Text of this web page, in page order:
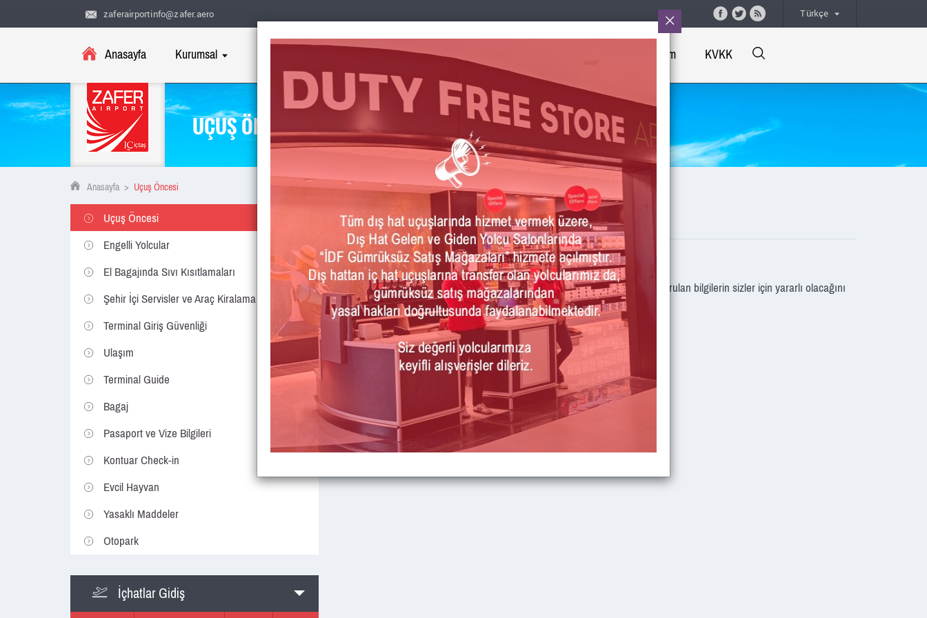
zaferairportinfo@zafer.aero Türkçe
Anasayfa Kurumsal Uçuş Öncesi Basın&Medya İletişim KVKK
UÇUŞ ÖNCESİ
Anasayfa > Uçuş Öncesi
Uçuş Öncesi
Engelli Yolcular
El Bagajında Sıvı Kısıtlamaları
Şehir İçi Servisler ve Araç Kiralama
Terminal Giriş Güvenliği
Ulaşım
Terminal Guide
Bagaj
Pasaport ve Vize Bilgileri
Kontuar Check-in
Evcil Hayvan
Yasaklı Maddeler
Otopark
İçhatlar Gidiş
UÇUŞ ÖNCESİ
Siz değerli yolcularımızın,
Havalimanı hizmetlerimizden en verimli şekilde yararlanabilmeniz için oluşturulan bilgilerin sizler için yararlı olacağını
düşünüyoruz.
Kişisel Verilerin İşlenmesine İlişkin Yolcu Aydınlatma Metni İçin Tıklayınız